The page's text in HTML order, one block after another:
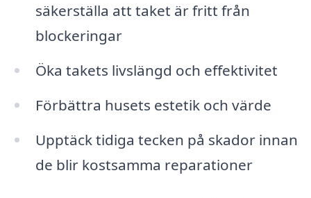
säkerställa att taket är fritt från
blockeringar
Öka takets livslängd och effektivitet
Förbättra husets estetik och värde
Upptäck tidiga tecken på skador innan
de blir kostsamma reparationer